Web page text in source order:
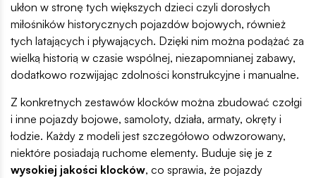
ukłon w stronę tych większych dzieci czyli dorosłych
miłośników historycznych pojazdów bojowych, również
tych latających i pływających. Dzięki nim można podążać za
wielką historią w czasie wspólnej, niezapomnianej zabawy,
dodatkowo rozwijając zdolności konstrukcyjne i manualne.
Z konkretnych zestawów klocków można zbudować czołgi
i inne pojazdy bojowe, samoloty, działa, armaty, okręty i
łodzie. Każdy z modeli jest szczegółowo odwzorowany,
niektóre posiadają ruchome elementy. Buduje się je z
wysokiej jakości klocków, co sprawia, że pojazdy